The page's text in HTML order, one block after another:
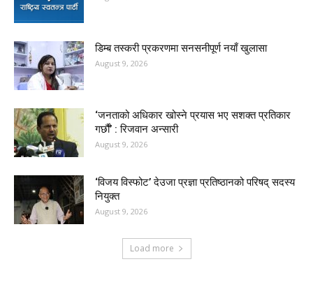
डिम्ब तस्करी प्रकरणमा सनसनीपूर्ण नयाँ खुलासा
August 9, 2026
‘जनताको अधिकार खोस्ने प्रयास भए सशक्त प्रतिकार
गर्छौं’ : रिजवान अन्सारी
August 9, 2026
‘विजय विस्फोट’ देउजा प्रज्ञा प्रतिष्ठानको परिषद् सदस्य
नियुक्त
August 9, 2026
Load more